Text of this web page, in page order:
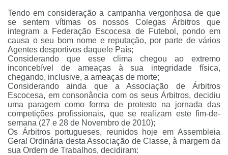
Tendo em consideração a campanha vergonhosa de que
se sentem vítimas os nossos Colegas Árbitros que
integram a Federação Escocesa de Futebol, pondo em
causa o seu bom nome e reputação, por parte de vários
Agentes desportivos daquele País;
Considerando que esse clima chegou ao extremo
inconcebível de ameaças à sua integridade física,
chegando, inclusive, a ameaças de morte;
Considerando ainda que a Associação de Árbitros
Escocesa, em consonância com os seus Árbitros, decidiu
uma paragem como forma de protesto na jornada das
competições profissionais, que se realizam este fim-de-
semana (27 e 28 de Novembro de 2010);
Os Árbitros portugueses, reunidos hoje em Assembleia
Geral Ordinária desta Associação de Classe, à margem da
sua Ordem de Trabalhos, decidiram: